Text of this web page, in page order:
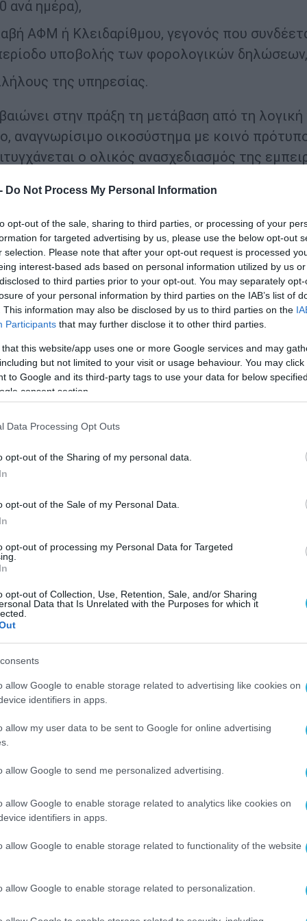
Do Not Process My Personal Information
opt-out of the sale, sharing to third parties, or processing of your
for targeted advertising by us, please use the below opt-out
selection. Please note that after your opt-out request is processed
interest-based ads based on personal information utilized by us
to third parties prior to your opt-out. You may separately
of your personal information by third parties on the IAB’s list of
This information may also be disclosed by us to third parties on the
Participants that may further disclose it to other third parties.
that this website/app uses one or more Google services and may
but not limited to your visit or usage behaviour. You may
to Google and its third-party tags to use your data for below
consent section.
Data Processing Opt Outs
opt-out of the Sharing of my personal data.
opt-out of the Sale of my Personal Data.
opt-out of processing my Personal Data for Targeted
opt-out of Collection, Use, Retention, Sale, and/or Sharing
Data that Is Unrelated with the Purposes for which it
allow Google to enable storage related to advertising like cookies on
identifiers in apps.
allow my user data to be sent to Google for online advertising
allow Google to send me personalized advertising.
allow Google to enable storage related to analytics like cookies on
identifiers in apps.
allow Google to enable storage related to functionality of the website
allow Google to enable storage related to personalization.
ανά ημέρα),
ΑΦΜ ή Κλειδαρίθμου, γεγονός που
υποβολής των φορολογικών δηλώσεων,
της υπηρεσίας.
στην πράξη τη μετάβαση από τη λογική
αναγνωρίσιμο οικοσύστημα με κοινό
ο ολικός ανασχεδιασμός της
απολαμβάνει την ίδια ποιότητα
μέσα σε περιβάλλον που αποπνέει
τριών ζωνών (Self-Service Point, Service Point
διαδρομή, μειώνοντας δραστικά τις
των ψηφιακών εφαρμογών της ΑΑΔΕ.
της Αρχής έχουν στη διάθεσή τους τα νέα
να επικεντρώνονται στην ουσιαστική
σε απόλυτη συνέργεια με το
Τα επίσημα στοιχεία της παραγωγικής
το διάστημα από 29/7/2025 έως 19/06/2026
Από τις 702.155 εισερχόμενες κλήσεις,
άγγιξε το 82%.
αναμονής για τον πολίτη περιορίστηκε σε
κλήσης διαμορφώθηκε στα 6 λεπτά και 53
και έγκυρη εξυπηρέτηση.